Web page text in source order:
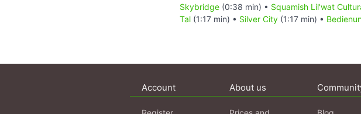
Skybridge (0:38 min) • Squamish Lil'wat
Tal (1:17 min) • Silver City (1:17 min) •
Account About us